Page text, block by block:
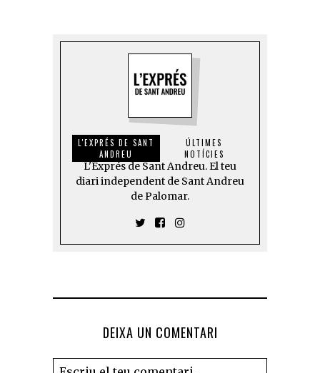
L'EXPRÉS DE SANT
ANDREU
ÚLTIMES
NOTÍCIES
L'Exprés de Sant Andreu. El teu
diari independent de Sant Andreu
de Palomar.
DEIXA UN COMENTARI